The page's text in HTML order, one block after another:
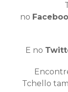
no
E no
Tchello